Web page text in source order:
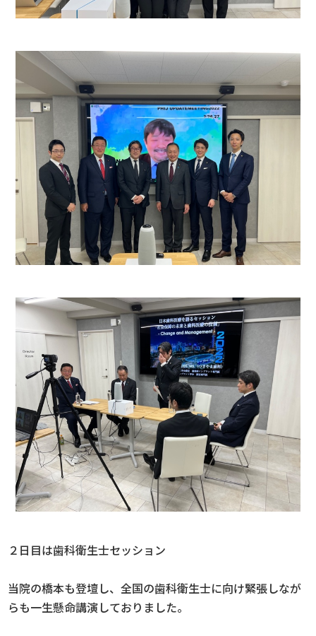
２日目は歯科衛生士セッション
当院の橋本も登壇し、全国の歯科衛生士に向け緊張しなが
らも一生懸命講演しておりました。